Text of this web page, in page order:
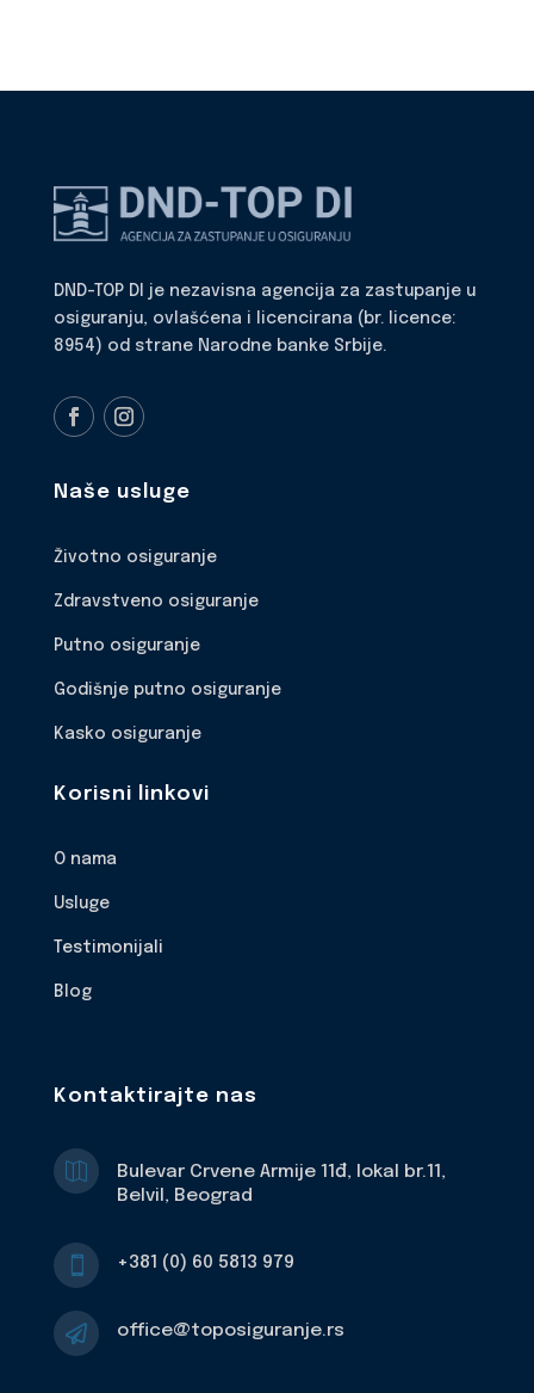
DND-TOP DI je nezavisna agencija za zastupanje u
osiguranju, ovlašćena i licencirana (br. licence:
8954) od strane Narodne banke Srbije.
Naše usluge
Životno osiguranje
Zdravstveno osiguranje
Putno osiguranje
Godišnje putno osiguranje
Kasko osiguranje
Korisni linkovi
O nama
Usluge
Testimonijali
Blog
Kontaktirajte nas

Bulevar Crvene Armije 11đ, lokal br.11,
Belvil, Beograd
 +381 (0) 60 5813 979
 office@toposiguranje.rs